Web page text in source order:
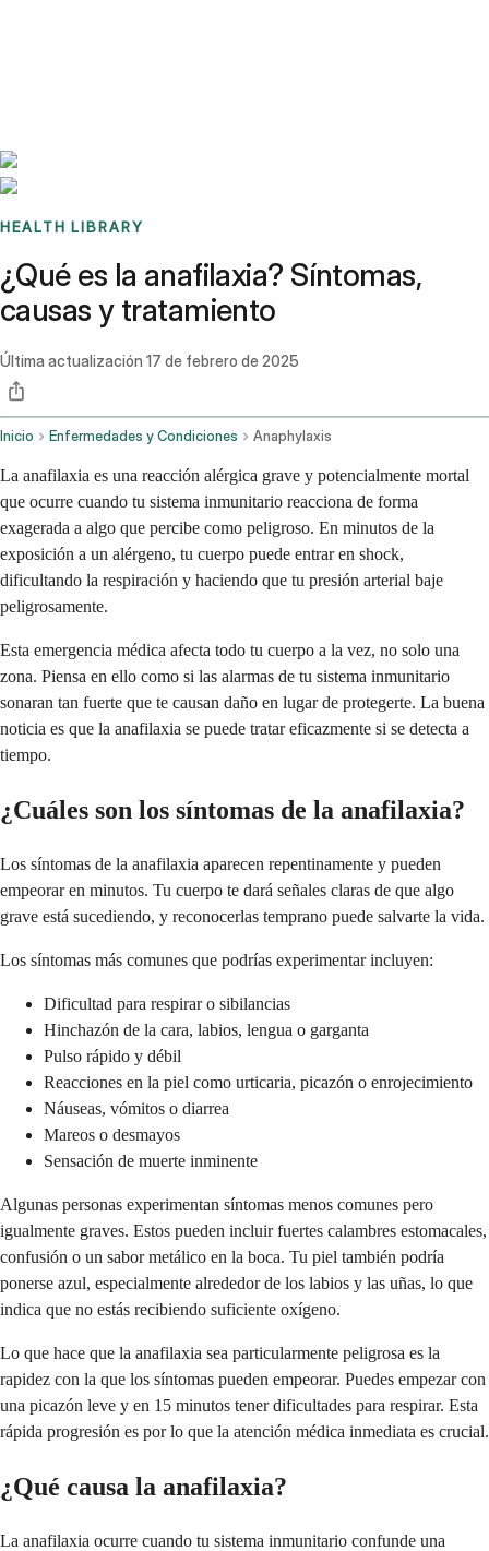
HEALTH LIBRARY
¿Qué es la anafilaxia? Síntomas,
causas y tratamiento
Última actualización 17 de febrero de 2025
Inicio Enfermedades y Condiciones Anaphylaxis
La anafilaxia es una reacción alérgica grave y potencialmente mortal
que ocurre cuando tu sistema inmunitario reacciona de forma
exagerada a algo que percibe como peligroso. En minutos de la
exposición a un alérgeno, tu cuerpo puede entrar en shock,
dificultando la respiración y haciendo que tu presión arterial baje
peligrosamente.
Esta emergencia médica afecta todo tu cuerpo a la vez, no solo una
zona. Piensa en ello como si las alarmas de tu sistema inmunitario
sonaran tan fuerte que te causan daño en lugar de protegerte. La buena
noticia es que la anafilaxia se puede tratar eficazmente si se detecta a
tiempo.
¿Cuáles son los síntomas de la anafilaxia?
Los síntomas de la anafilaxia aparecen repentinamente y pueden
empeorar en minutos. Tu cuerpo te dará señales claras de que algo
grave está sucediendo, y reconocerlas temprano puede salvarte la vida.
Los síntomas más comunes que podrías experimentar incluyen:
Dificultad para respirar o sibilancias
Hinchazón de la cara, labios, lengua o garganta
Pulso rápido y débil
Reacciones en la piel como urticaria, picazón o enrojecimiento
Náuseas, vómitos o diarrea
Mareos o desmayos
Sensación de muerte inminente
Algunas personas experimentan síntomas menos comunes pero
igualmente graves. Estos pueden incluir fuertes calambres estomacales,
confusión o un sabor metálico en la boca. Tu piel también podría
ponerse azul, especialmente alrededor de los labios y las uñas, lo que
indica que no estás recibiendo suficiente oxígeno.
Lo que hace que la anafilaxia sea particularmente peligrosa es la
rapidez con la que los síntomas pueden empeorar. Puedes empezar con
una picazón leve y en 15 minutos tener dificultades para respirar. Esta
rápida progresión es por lo que la atención médica inmediata es crucial.
¿Qué causa la anafilaxia?
La anafilaxia ocurre cuando tu sistema inmunitario confunde una